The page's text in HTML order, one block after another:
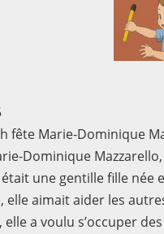
fête Marie-Dominique
Dominique
une gentille fille née
elle aimait aider les
elle a voulu s’occuper